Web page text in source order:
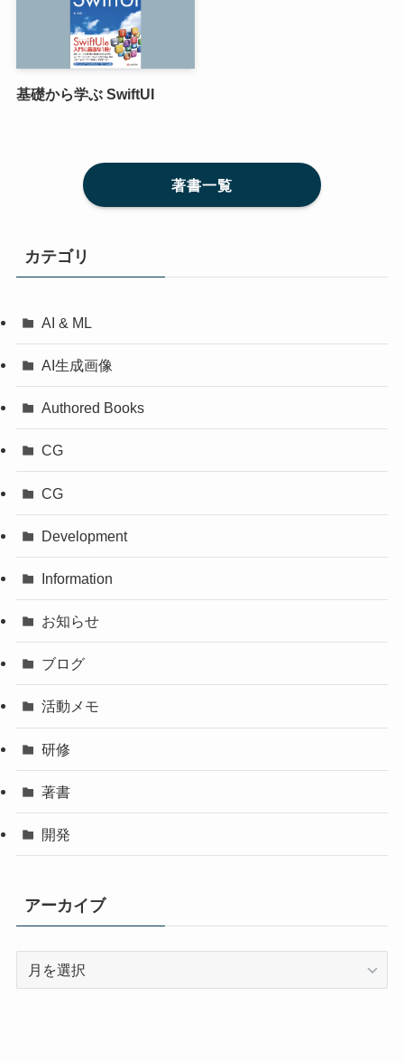
基礎から学ぶ SwiftUI
著書一覧
カテゴリ
AI & ML
AI生成画像
Authored Books
CG
CG
Development
Information
お知らせ
ブログ
活動メモ
研修
著書
開発
アーカイブ